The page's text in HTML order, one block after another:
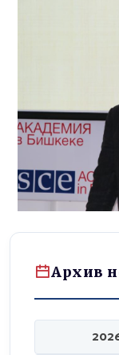
Архив